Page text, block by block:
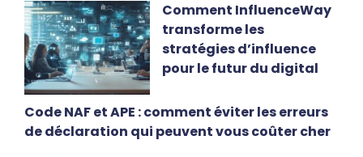
Comment InfluenceWay
transforme les
stratégies d’influence
pour le futur du digital
Code NAF et APE : comment éviter les erreurs
de déclaration qui peuvent vous coûter cher